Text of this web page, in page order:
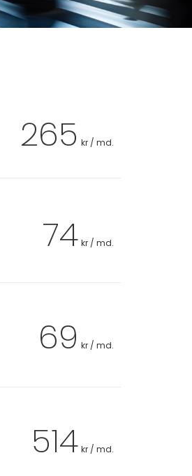
265 kr / md.
74 kr / md.
69 kr / md.
514 kr / md.